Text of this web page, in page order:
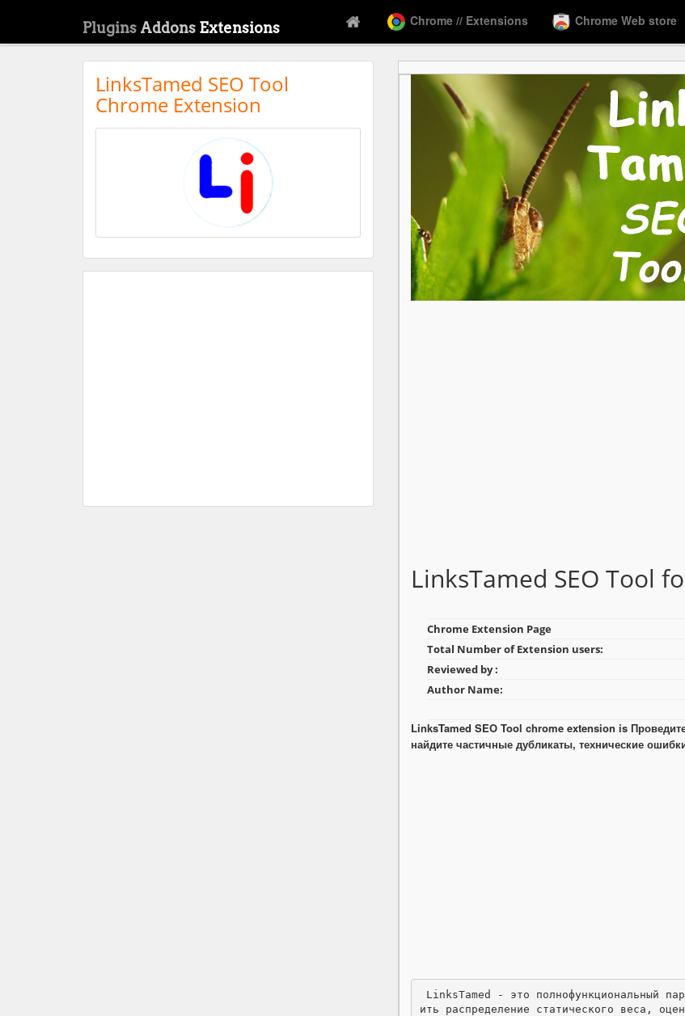
Plugins Addons Extensions Chrome // Extensions Chrome Web store
LinksTamed SEO Tool
Chrome Extension
LinksTamed SEO Tool
Chrome Extension Page
Total Number of Extension users:
Reviewed by :
Author Name:
LinksTamed SEO Tool chrome extension is
найдите частичные дубликаты, технические
ить распределение статического веса,